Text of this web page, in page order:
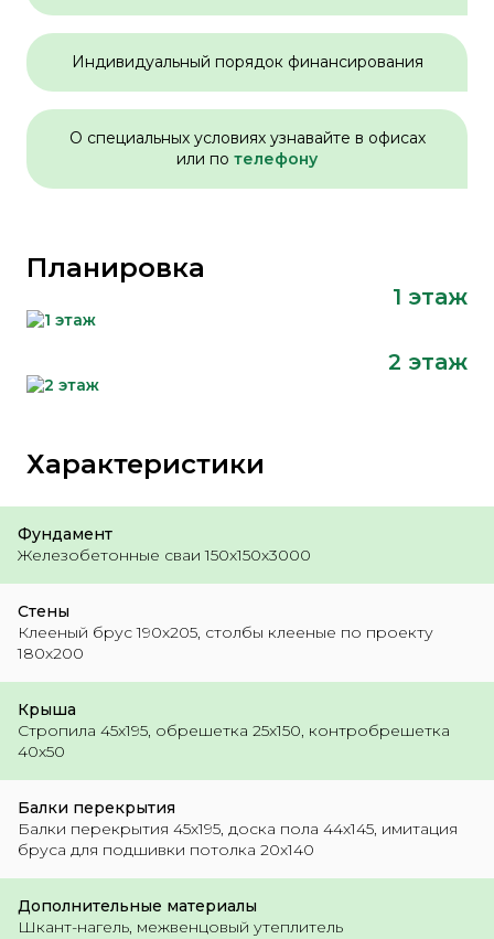
Индивидуальный порядок финансирования
О специальных условиях узнавайте в офисах
или по телефону
Планировка
1 этаж
2 этаж
Характеристики
Фундамент
Железобетонные сваи 150х150х3000
Стены
Клееный брус 190х205, столбы клееные по проекту
180х200
Крыша
Стропила 45х195, обрешетка 25х150, контробрешетка
40х50
Балки перекрытия
Балки перекрытия 45х195, доска пола 44х145, имитация
бруса для подшивки потолка 20х140
Дополнительные материалы
Шкант-нагель, межвенцовый утеплитель